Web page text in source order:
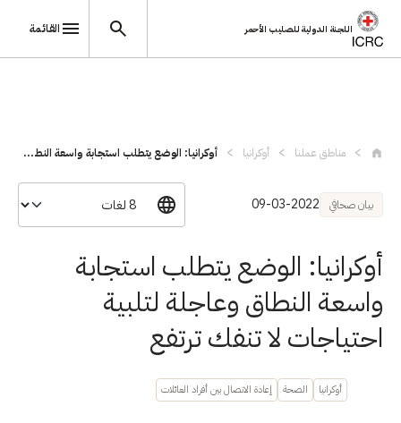
اللجنة الدولية للصليب الأحمر القائمة
مناطق عملنا أوكرانيا أوكرانيا: الوضع يتطلب استجابة واسعة النط...
بيان صحافي 09-03-2022
أوكرانيا: الوضع يتطلب استجابة
واسعة النطاق وعاجلة لتلبية
احتياجات لا تنفك ترتفع
أوكرانيا الصحة إعادة الاتصال بين أفراد العائلات